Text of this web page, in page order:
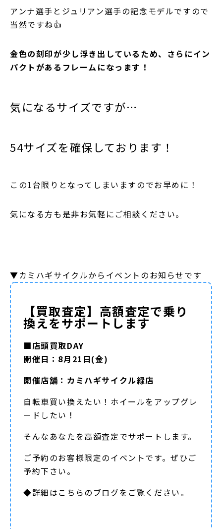
アンナ選手とジュリアン選手の記念モデルですので
当然ですね👍
金色の刻印が少し浮き出しているため、さらにイン
パクトがあるフレームになっます！
気になるサイズですが…
54サイズを確保しております！
この1台限りとなってしまいますのでお早めに！
気になる方も是非お気軽にご相談ください。
▼カミハギサイクルからイベントのお知らせです
【買取査定】高額査定で乗り
換えをサポートします
■店頭買取DAY
開催日：8月21日(金)
開催店舗：カミハギサイクル緑店
自転車買い換えたい！ホイールをアップグレ
ードしたい！
そんなあなたを高額査定でサポートします。
ご予約のお客様限定のイベントです。ぜひご
予約下さい。
◆詳細はこちらのブログをご覧ください。